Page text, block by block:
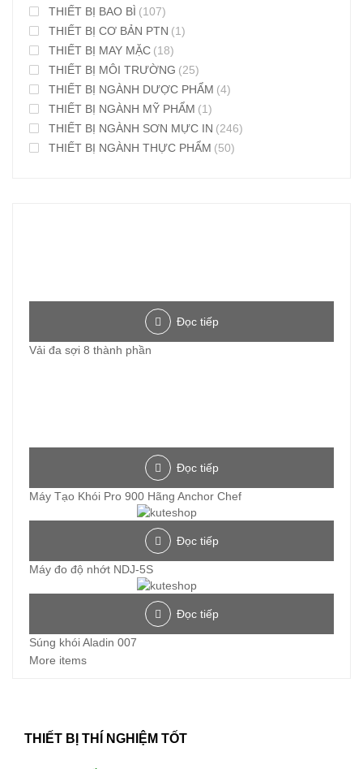
THIẾT BỊ BAO BÌ (107)
THIẾT BỊ CƠ BẢN PTN (1)
THIẾT BỊ MAY MẶC (18)
THIẾT BỊ MÔI TRƯỜNG (25)
THIẾT BỊ NGÀNH DƯỢC PHẨM (4)
THIẾT BỊ NGÀNH MỸ PHẨM (1)
THIẾT BỊ NGÀNH SƠN MỰC IN (246)
THIẾT BỊ NGÀNH THỰC PHẨM (50)
Đọc tiếp
Vải đa sợi 8 thành phần
Đọc tiếp
Máy Tạo Khói Pro 900 Hãng Anchor Chef
Đọc tiếp
Máy đo độ nhớt NDJ-5S
Đọc tiếp
Súng khói Aladin 007
More items
THIẾT BỊ THÍ NGHIỆM TỐT